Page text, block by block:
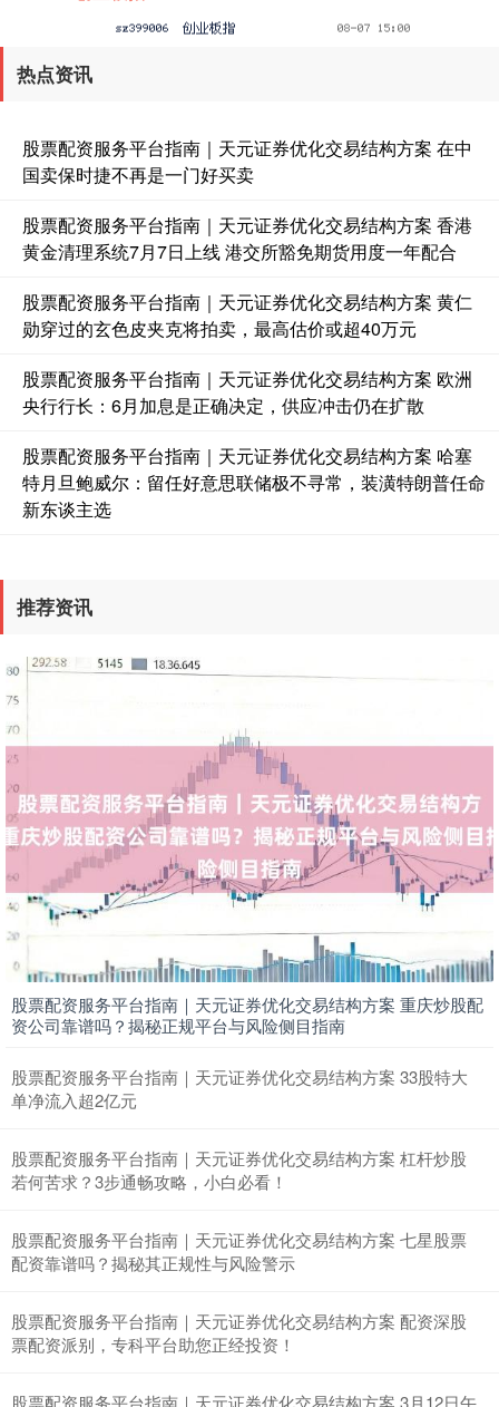
基金指数 7242.10 +12.30 +0.17%
国债指数 229.69 +0.10 +0.04%
+39.68
深证成指 14311.01 +200.89
热点资讯
股票配资服务平台指南｜天元证券优化交易结构方案 在中
国卖保时捷不再是一门好买卖
股票配资服务平台指南｜天元证券优化交易结构方案 香港
黄金清理系统7月7日上线 港交所豁免期货用度一年配合
股票配资服务平台指南｜天元证券优化交易结构方案 黄仁
勋穿过的玄色皮夹克将拍卖，最高估价或超40万元
股票配资服务平台指南｜天元证券优化交易结构方案 欧洲
央行行长：6月加息是正确决定，供应冲击仍在扩散
股票配资服务平台指南｜天元证券优化交易结构方案 哈塞
特月旦鲍威尔：留任好意思联储极不寻常，装潢特朗普任命
新东谈主选
推荐资讯
股票配资服务平台指南｜天元证券优化交易结构方案 重庆炒股配
资公司靠谱吗？揭秘正规平台与风险侧目指南
股票配资服务平台指南｜天元证券优化交易结构方案 33股特大
单净流入超2亿元
股票配资服务平台指南｜天元证券优化交易结构方案 杠杆炒股
若何苦求？3步通畅攻略，小白必看！
股票配资服务平台指南｜天元证券优化交易结构方案 七星股票
配资靠谱吗？揭秘其正规性与风险警示
股票配资服务平台指南｜天元证券优化交易结构方案 配资深股
票配资派别，专科平台助您正经投资！
股票配资服务平台指南｜天元证券优化交易结构方案 3月12日午